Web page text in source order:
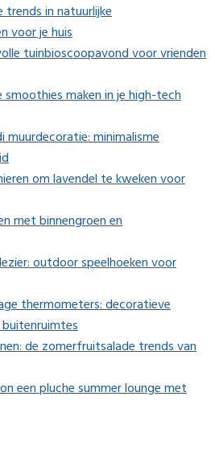
in natuurlijke
voor je huis
tuinbioscoopavond voor vrienden
maken in je high-tech
muurdecoratie: minimalisme
om lavendel te kweken voor
met binnengroen en
outdoor speelhoeken voor
thermometers: decoratieve
de zomerfruitsalade trends van
een pluche summer lounge met